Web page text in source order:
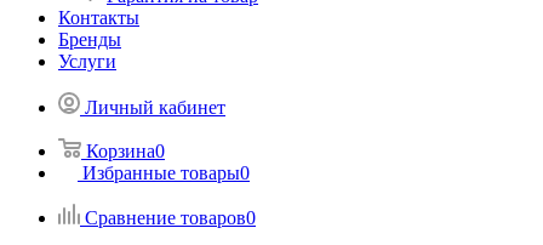
Контакты
Бренды
Услуги
Личный кабинет
Корзина0
Избранные товары0
Сравнение товаров0